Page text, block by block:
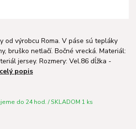
od výrobcu Roma. V páse sú tepláky
bruško netlačí. Bočné vrecká. Materiál:
jersey. Rozmery: Vel.86 dĺžka -
celý popis
do 24 hod. / SKLADOM 1 ks